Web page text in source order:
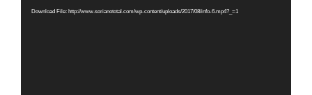
Download File: http://www.sorianototal.com/wp-content/uploads/2017/08/info-6.mp4?_=1